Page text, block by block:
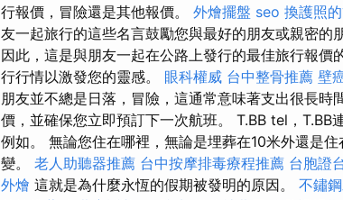
行報價，冒險還是其他報價。 外燴擺盤 seo 換護照
友一起旅行的這些名言鼓勵您與最好的朋友或親密的
因此，這是與朋友一起在公路上發行的最佳旅行報
行行情以激發您的靈感。 眼科權威 台中整骨推薦 壁
朋友並不總是日落，冒險，這通常意味著支出很長
價，並確保您立即預訂下一次航班。 T.BB tel，T.BB
例如。 無論您住在哪裡，無論是埋葬在10米外還是
變。 老人助聽器推薦 台中按摩排毒療程推薦 台胞證
外燴 這就是為什麼永恆的假期被發明的原因。 不鏽